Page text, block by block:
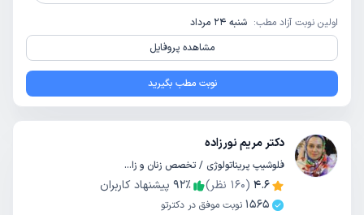
اولین نوبت آزاد مطب: شنبه 24 مرداد
مشاهده پروفایل
نوبت مطب بگیرید
دکتر مریم نورزاده
فلوشیپ پریناتولوژی / تخصص زنان و زایمان
4.6
(
160 نظر) 92٪
پیشنهاد کاربران
1565 نوبت موفق در دکترتو